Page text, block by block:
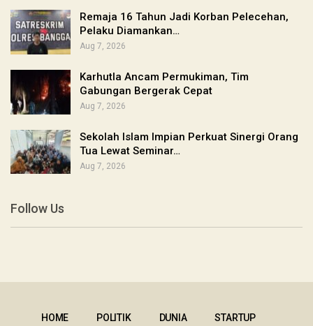
Remaja 16 Tahun Jadi Korban Pelecehan,
Pelaku Diamankan…
Aug 7, 2026
Karhutla Ancam Permukiman, Tim
Gabungan Bergerak Cepat
Aug 7, 2026
Sekolah Islam Impian Perkuat Sinergi Orang
Tua Lewat Seminar…
Aug 7, 2026
Follow Us
HOME POLITIK DUNIA STARTUP